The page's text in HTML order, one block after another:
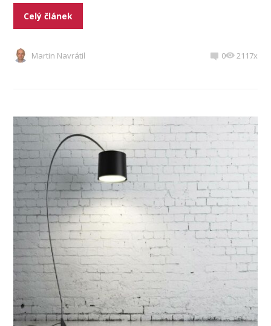
Celý článek
Martin Navrátil 0 2117x